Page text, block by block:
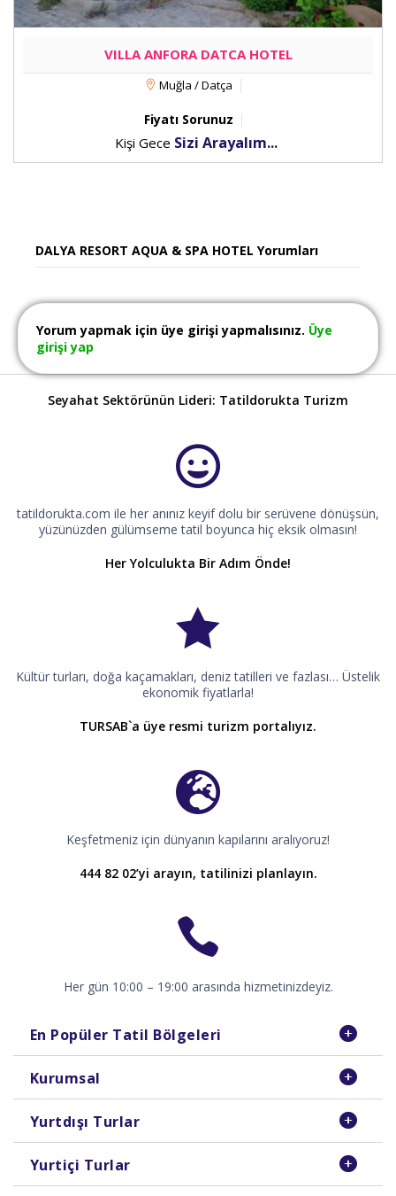
VILLA ANFORA DATCA HOTEL
Muğla / Datça
Fiyatı Sorunuz
Kişi Gece Sizi Arayalım...
DALYA RESORT AQUA & SPA HOTEL Yorumları
Yorum yapmak için üye girişi yapmalısınız. Üye
girişi yap
Seyahat Sektörünün Lideri: Tatildorukta Turizm
tatildorukta.com ile her anınız keyif dolu bir serüvene dönüşsün,
yüzünüzden gülümseme tatil boyunca hiç eksik olmasın!
Her Yolculukta Bir Adım Önde!
Kültür turları, doğa kaçamakları, deniz tatilleri ve fazlası… Üstelik
ekonomik fiyatlarla!
TURSAB`a üye resmi turizm portalıyız.
Keşfetmeniz için dünyanın kapılarını aralıyoruz!
444 82 02’yi arayın, tatilinizi planlayın.
Her gün 10:00 – 19:00 arasında hizmetinizdeyiz.
En Popüler Tatil Bölgeleri
Kurumsal
Yurtdışı Turlar
Yurtiçi Turlar